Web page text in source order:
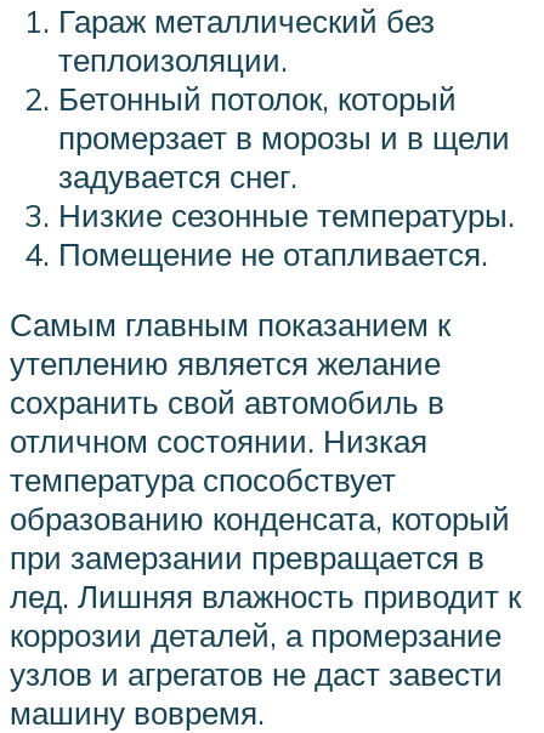
Гараж металлический без
теплоизоляции.
Бетонный потолок, который
промерзает в морозы и в щели
задувается снег.
Низкие сезонные температуры.
Помещение не отапливается.
Самым главным показанием к
утеплению является желание
сохранить свой автомобиль в
отличном состоянии. Низкая
температура способствует
образованию конденсата, который
при замерзании превращается в
лед. Лишняя влажность приводит к
коррозии деталей, а промерзание
узлов и агрегатов не даст завести
машину вовремя.